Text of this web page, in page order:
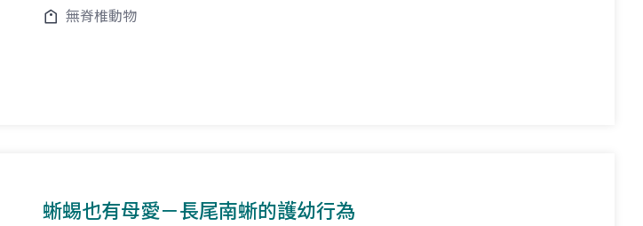
無脊椎動物
蜥蜴也有母愛－長尾南蜥的護幼行為